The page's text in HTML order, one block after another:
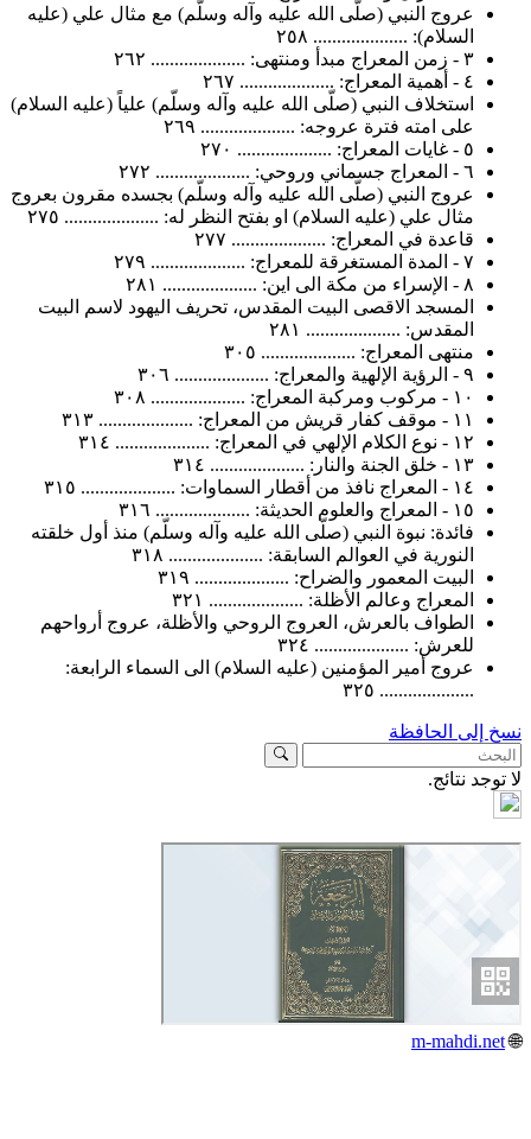
عروج النبي (صلّى الله عليه وآله وسلّم) مع مثال علي (عليه
السلام): .................... ٢٥٨
استخلاف النبي (صلّى الله عليه وآله وسلّم) علياً (عليه السلام)
على امته فترة عروجه: .................... ٢٦٩
عروج النبي (صلّى الله عليه وآله وسلّم) بجسده مقرون بعروج
مثال علي (عليه السلام) او بفتح النظر له: .................... ٢٧٥
قاعدة في المعراج: .................... ٢٧٧
المسجد الاقصى البيت المقدس، تحريف اليهود لاسم البيت
المقدس: .................... ٢٨١
منتهى المعراج: .................... ٣٠٥
فائدة: نبوة النبي (صلّى الله عليه وآله وسلّم) منذ أول خلقته
النورية في العوالم السابقة: .................... ٣١٨
البيت المعمور والضراح: .................... ٣١٩
المعراج وعالم الأظلة: .................... ٣٢١
الطواف بالعرش، العروج الروحي والأظلة، عروج أرواحهم
للعرش: .................... ٣٢٤
عروج أمير المؤمنين (عليه السلام) الى السماء الرابعة:
.................... ٣٢٥
الحافظة
نتائج.
m-